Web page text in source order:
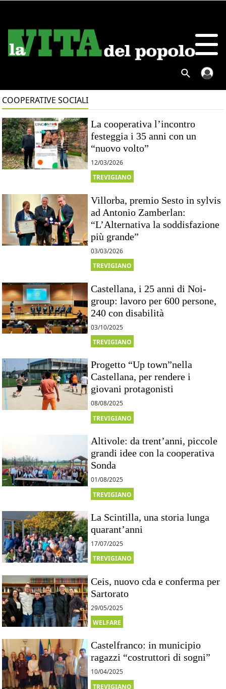
COOPERATIVE SOCIALI
La cooperativa l’incontro
festeggia i 35 anni con un
“nuovo volto”
12/03/2026
TREVIGIANO
Villorba, premio Sesto in sylvis
ad Antonio Zamberlan:
“L’Alternativa la soddisfazione
più grande”
03/03/2026
TREVIGIANO
Castellana, i 25 anni di Noi-
group: lavoro per 600 persone,
240 con disabilità
03/10/2025
TREVIGIANO
Progetto “Up town”nella
Castellana, per rendere i
giovani protagonisti
08/08/2025
TREVIGIANO
Altivole: da trent’anni, piccole
grandi idee con la cooperativa
Sonda
01/08/2025
TREVIGIANO
La Scintilla, una storia lunga
quarant’anni
17/07/2025
TREVIGIANO
Ceis, nuovo cda e conferma per
Sartorato
29/05/2025
WELFARE
Castelfranco: in municipio
ragazzi “costruttori di sogni”
10/04/2025
TREVIGIANO